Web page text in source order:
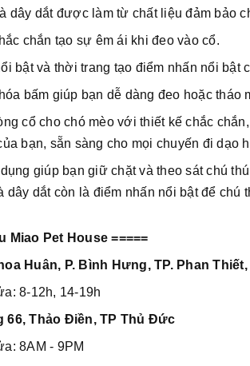
dây dắt được làm từ chất liệu đảm bảo
chắn tạo sự êm ái khi đeo vào cổ.
bật và thời trang tạo điểm nhấn nổi bật
bấm giúp bạn dễ dàng đeo hoặc tháo
cổ cho chó mèo với thiết kế chắc
bạn, sẵn sàng cho mọi chuyến đi dạo
giúp bạn giữ chặt và theo sát chú
dây dắt còn là điểm nhấn nổi bật để chú
Miao Pet House =====
Huân, P. Bình Hưng, TP. Phan
8-12h, 14-19h
66, Thảo Điền, TP Thủ Đức
8AM - 9PM